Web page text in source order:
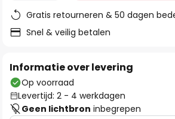
Gratis retourneren & 50 dagen
Snel & veilig betalen
Informatie over levering
Op voorraad
Levertijd: 2 - 4 werkdagen
Geen lichtbron inbegrepen